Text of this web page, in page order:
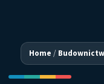
Home /